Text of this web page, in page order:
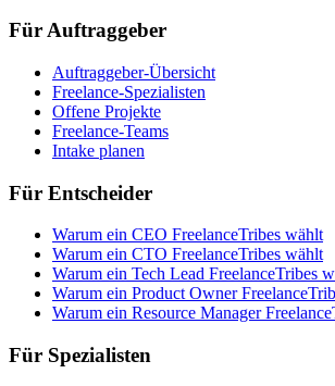
Für Auftraggeber
Auftraggeber-Übersicht
Freelance-Spezialisten
Offene Projekte
Freelance-Teams
Intake planen
Für Entscheider
Warum ein CEO FreelanceTribes wählt
Warum ein CTO FreelanceTribes wählt
Warum ein Tech Lead FreelanceTribes
Warum ein Product Owner
Warum ein Resource Manager
Für Spezialisten